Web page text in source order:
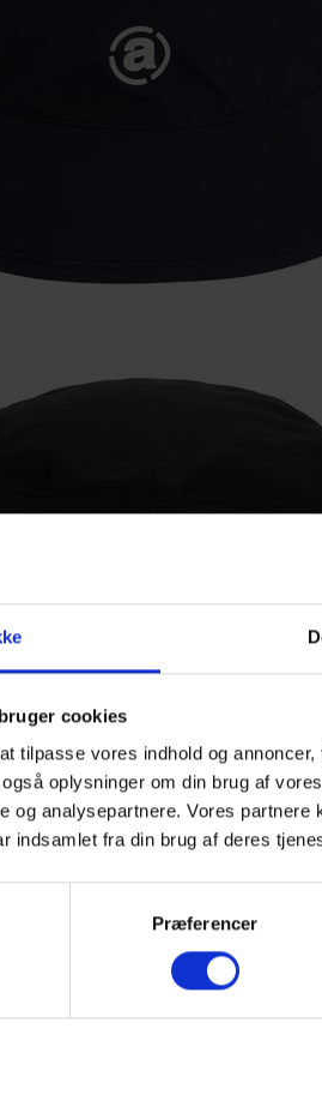
cookies
tilpasse vores indhold og
oplysninger om din brug af
og analysepartnere. Vores
indsamlet fra din brug af deres
Præferencer